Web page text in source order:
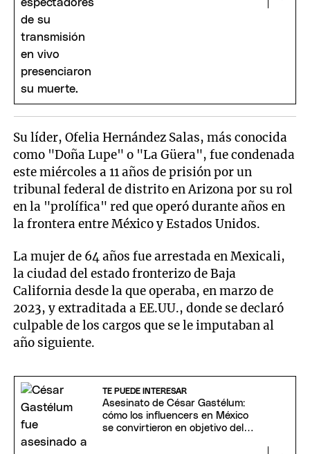
Su líder, Ofelia Hernández Salas, más conocida
como "Doña Lupe" o "La Güera", fue condenada
este miércoles a 11 años de prisión por un
tribunal federal de distrito en Arizona por su rol
en la "prolífica" red que operó durante años en
la frontera entre México y Estados Unidos.
La mujer de 64 años fue arrestada en Mexicali,
la ciudad del estado fronterizo de Baja
California desde la que operaba, en marzo de
2023, y extraditada a EE.UU., donde se declaró
culpable de los cargos que se le imputaban al
año siguiente.
TE PUEDE INTERESAR
Asesinato de César Gastélum:
cómo los influencers en México
se convirtieron en objetivo del